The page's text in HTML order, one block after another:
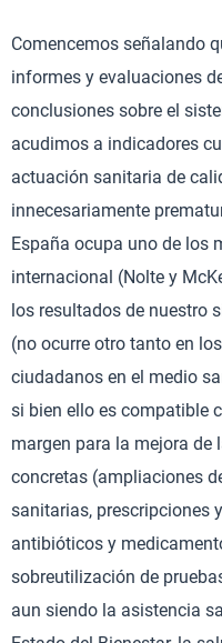
Comencemos señalando
informes y evaluaciones
conclusiones sobre el
acudimos a indicadores
actuación sanitaria de
innecesariamente
España ocupa uno de los
internacional (Nolte y
los resultados de nuestro
(no ocurre otro tanto en
ciudadanos en el medio
si bien ello es compatible
margen para la mejora de
concretas (ampliaciones
sanitarias, prescripciones
antibióticos y
sobreutilización de
aun siendo la asistencia